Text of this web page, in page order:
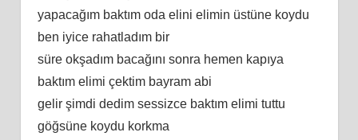
yapacağım baktım oda elini elimin üstüne koydu
ben iyice rahatladım bir
süre okşadım bacağını sonra hemen kapıya
baktım elimi çektim bayram abi
gelir şimdi dedim sessizce baktım elimi tuttu
göğsüne koydu korkma